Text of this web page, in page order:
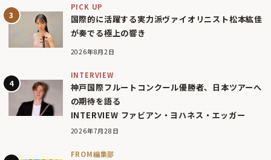
PICK UP
国際的に活躍する実力派ヴァイオリニスト松本紘佳
が奏でる極上の響き
2026年8月2日
INTERVIEW
神戸国際フルートコンクール優勝者、日本ツアーへ
の期待を語る
INTERVIEW ファビアン・ヨハネス・エッガー
2026年7月28日
FROM編集部